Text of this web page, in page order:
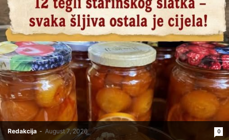
Redakcija - August 7, 2026 0